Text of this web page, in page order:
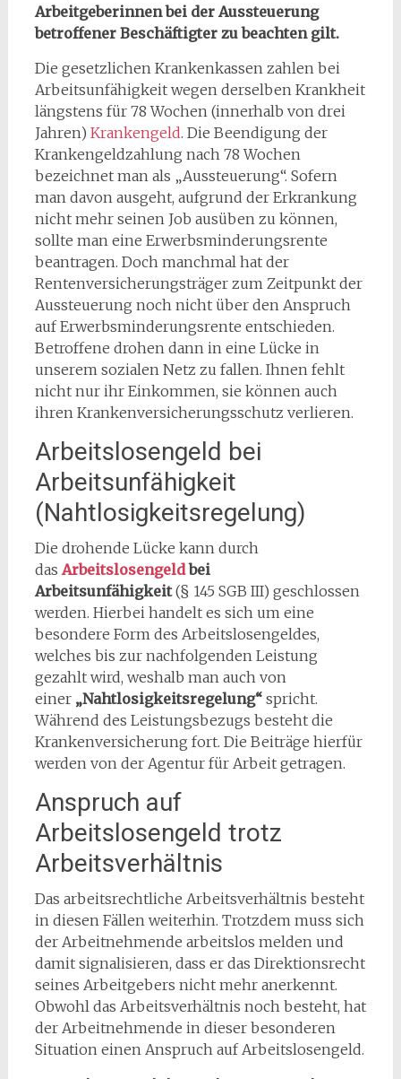
Arbeitgeberinnen bei der Aussteuerung
betroffener Beschäftigter zu beachten gilt.
Die gesetzlichen Krankenkassen zahlen bei
Arbeitsunfähigkeit wegen derselben Krankheit
längstens für 78 Wochen (innerhalb von drei
Jahren) Krankengeld. Die Beendigung der
Krankengeldzahlung nach 78 Wochen
bezeichnet man als „Aussteuerung“. Sofern
man davon ausgeht, aufgrund der Erkrankung
nicht mehr seinen Job ausüben zu können,
sollte man eine Erwerbsminderungsrente
beantragen. Doch manchmal hat der
Rentenversicherungsträger zum Zeitpunkt der
Aussteuerung noch nicht über den Anspruch
auf Erwerbsminderungsrente entschieden.
Betroffene drohen dann in eine Lücke in
unserem sozialen Netz zu fallen. Ihnen fehlt
nicht nur ihr Einkommen, sie können auch
ihren Krankenversicherungsschutz verlieren.
Arbeitslosengeld bei
Arbeitsunfähigkeit
(Nahtlosigkeitsregelung)
Die drohende Lücke kann durch
das Arbeitslosengeldbei
Arbeitsunfähigkeit(§ 145 SGB III) geschlossen
werden. Hierbei handelt es sich um eine
besondere Form des Arbeitslosengeldes,
welches bis zur nachfolgenden Leistung
gezahlt wird, weshalb man auch von
einer „Nahtlosigkeitsregelung“spricht.
Während des Leistungsbezugs besteht die
Krankenversicherung fort. Die Beiträge hierfür
werden von der Agentur für Arbeit getragen.
Anspruch auf
Arbeitslosengeld trotz
Arbeitsverhältnis
Das arbeitsrechtliche Arbeitsverhältnis besteht
in diesen Fällen weiterhin. Trotzdem muss sich
der Arbeitnehmende arbeitslos melden und
damit signalisieren, dass er das Direktionsrecht
seines Arbeitgebers nicht mehr anerkennt.
Obwohl das Arbeitsverhältnis noch besteht, hat
der Arbeitnehmende in dieser besonderen
Situation einen Anspruch auf Arbeitslosengeld.